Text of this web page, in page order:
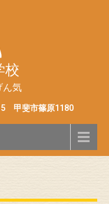
校
ん気
甲斐市篠原1180